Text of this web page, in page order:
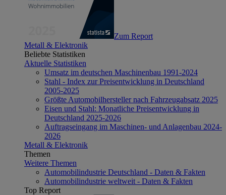
Zum Report
Metall & Elektronik
Beliebte Statistiken
Aktuelle Statistiken
Umsatz im deutschen Maschinenbau 1991-2024
Stahl - Index zur Preisentwicklung in Deutschland
2005-2025
Größte Automobilhersteller nach Fahrzeugabsatz 2025
Eisen und Stahl: Monatliche Preisentwicklung in
Deutschland 2025-2026
Auftragseingang im Maschinen- und Anlagenbau 2024-
2026
Metall & Elektronik
Themen
Weitere Themen
Automobilindustrie Deutschland - Daten & Fakten
Automobilindustrie weltweit - Daten & Fakten
Top Report